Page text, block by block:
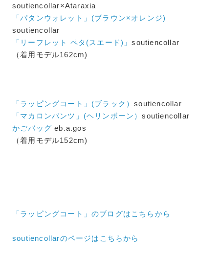
soutiencollar×Ataraxia
「パタンウォレット」(ブラウン×オレンジ)
soutiencollar
「リーフレット ペタ(スエード)」soutiencollar
（着用モデル162cm)
「ラッピングコート」(ブラック）soutiencollar
「マカロンパンツ」(ヘリンボーン）soutiencollar
かごバッグ eb.a.gos
（着用モデル152cm)
「ラッピングコート」のブログはこちらから
soutiencollarのページはこちらから